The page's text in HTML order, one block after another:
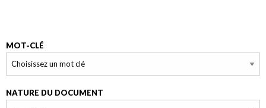
MOT-CLÉ
NATURE DU DOCUMENT